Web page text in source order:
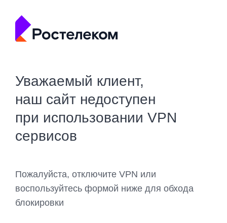
Уважаемый клиент,
наш сайт недоступен
при использовании VPN
сервисов
Пожалуйста, отключите VPN или
воспользуйтесь формой ниже для обхода
блокировки